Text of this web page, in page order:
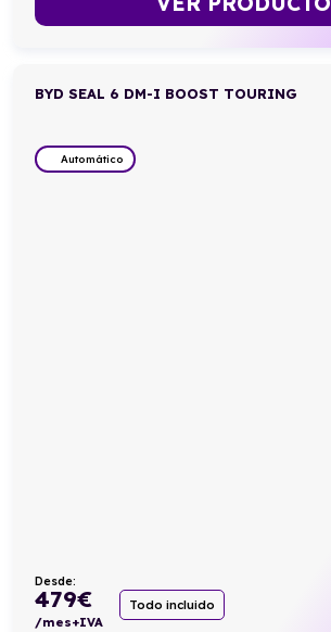
BYD SEAL 6 DM-I BOOST TOURING
Automático
Desde:
479€
/mes+IVA
Todo incluido